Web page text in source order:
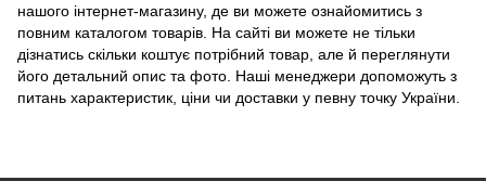
нашого інтернет-магазину, де ви можете ознайомитись з
повним каталогом товарів. На сайті ви можете не тільки
дізнатись скільки коштує потрібний товар, але й переглянути
його детальний опис та фото. Наші менеджери допоможуть з
питань характеристик, ціни чи доставки у певну точку України.